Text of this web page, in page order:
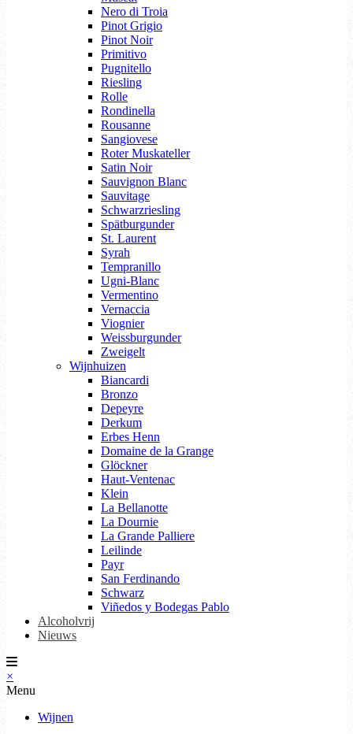
Nero di Troia
Pinot Grigio
Pinot Noir
Primitivo
Pugnitello
Riesling
Rolle
Rondinella
Rousanne
Sangiovese
Roter Muskateller
Satin Noir
Sauvignon Blanc
Sauvitage
Schwarzriesling
Spätburgunder
St. Laurent
Syrah
Tempranillo
Ugni-Blanc
Vermentino
Vernaccia
Viognier
Weissburgunder
Zweigelt
Wijnhuizen
Biancardi
Bronzo
Depeyre
Derkum
Erbes Henn
Domaine de la Grange
Glöckner
Haut-Ventenac
Klein
La Bellanotte
La Dournie
La Grande Palliere
Leilinde
Payr
San Ferdinando
Schwarz
Viñedos y Bodegas Pablo
Alcoholvrij
Nieuws
×
Menu
Wijnen